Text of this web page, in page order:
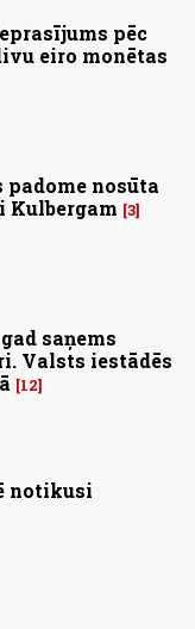
pēc
eiro monētas
nosūta
Kulbergam 3
saņems
Valsts iestādēs
12
notikusi